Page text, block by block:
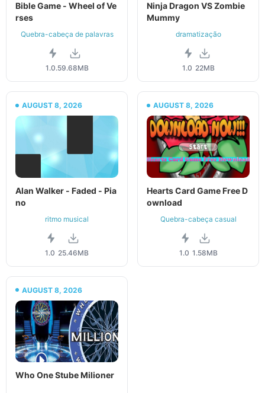
Bible Game - Wheel of Ve
rses
Quebra-cabeça de palavras
1.0.59.68MB
Ninja Dragon VS Zombie
Mummy
dramatização
1.0 22MB
AUGUST 8, 2026
Alan Walker - Faded - Pia
no
ritmo musical
1.0 25.46MB
AUGUST 8, 2026
Hearts Card Game Free D
ownload
Quebra-cabeça casual
1.0 1.58MB
AUGUST 8, 2026
Who One Stube Milioner